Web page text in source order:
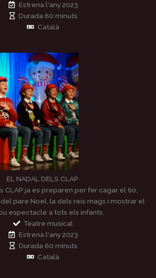
Estrena l'any 2023
Durada 60 minuts
Català
EL NADAL DELS CLAP
CLAP ja es preparen per fer cagar el tió,
del pare Noel, la dels reis mags i mostrar el
espectacle a tots els infants.
Teatre musical
Estrena l'any 2023
Durada 60 minuts
Català